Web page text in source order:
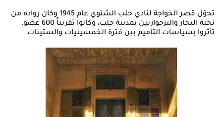
تحوّل قصر الخواجة لنادي حلب الشتوي عام 1945 وكان رواده من
نخبة التجار والبرجوازيين بمدينة حلب، وكانوا تقريباً 600 عضو،
تأثروا بسياسات التأميم بين فترة الخمسينيات والستينات.